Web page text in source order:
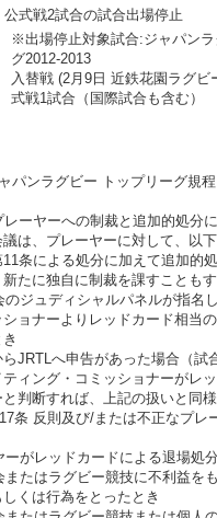
危険なプレー （競技規則第
前半35分 トヨタ自動車ヴ
危険なプレー（プレーヤー
上げて落とす）
公式戦2試合の試合出場停止
入替戦 (2月9日 近鉄花園
パンラグビー トップリー
レーヤーへの制裁と追加的
議は、プレーヤーに対して
11条による処分に加えて追
新たに独自に制裁を課すこ
のジュディシャルパネルが
ショナーよりレッドカード
き
らJRTLへ申告があった場合
ティング・コミッショナー